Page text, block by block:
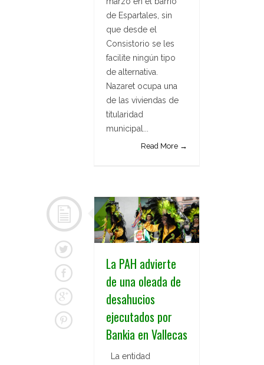
de Espartales, sin
que desde el
Consistorio se les
facilite ningún tipo
de alternativa.
Nazaret ocupa una
de las viviendas de
titularidad
municipal...
Read More →
La PAH advierte
de una oleada de
desahucios
ejecutados por
Bankia en Vallecas
La entidad